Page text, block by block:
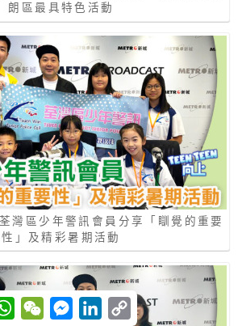
朗區最具特色活動
灣區少年警訊會員分享「瞓覺的重要
性」及精彩暑期活動
W
h
W
e
M
e
L
C
o